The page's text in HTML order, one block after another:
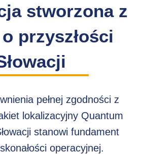
stworzona z
przyszłości
pełnej zgodności z
lokalizacyjny Quantum
stanowi fundament
operacyjnej.